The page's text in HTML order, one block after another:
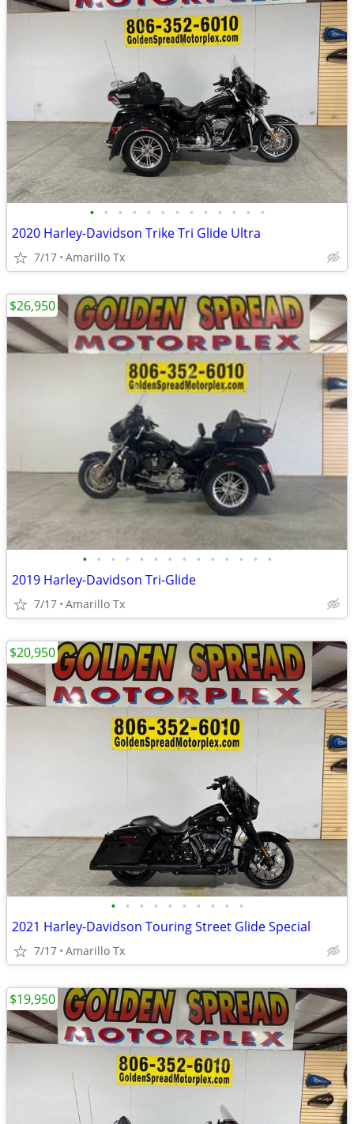
• • • • • • • • • • • • •
2020 Harley-Davidson Trike Tri Glide Ultra
7/17 Amarillo Tx
• • • • • • • • • • • • • •
2019 Harley-Davidson Tri-Glide
7/17 Amarillo Tx
$26,950
• • • • • • • • • •
2021 Harley-Davidson Touring Street Glide Special
7/17 Amarillo Tx
$20,950
$19,950